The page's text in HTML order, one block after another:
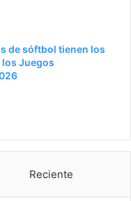
de sóftbol tienen los
Juegos
Reciente